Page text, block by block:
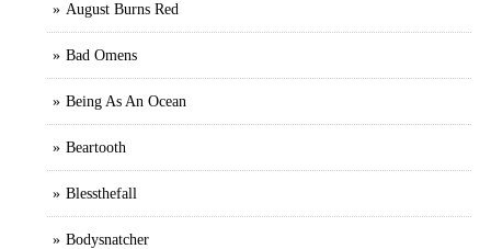
August Burns Red
Bad Omens
Being As An Ocean
Beartooth
Blessthefall
Bodysnatcher